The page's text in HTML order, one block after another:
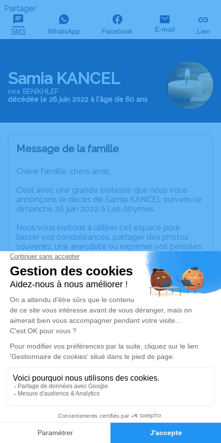
Faire-part Hommages
Partager
SMS WhatsApp Facebook E-mail Lien
Samia KANCEL
née BENIKHLEF
décédée le 26 juin 2022 à l'âge de 60 ans
Message de la famille
Chère famille, chers amis,
C’est avec une grande tristesse que nous vous
annonçons le décès de Samia KANCEL survenu le
dimanche 26 juin 2022 à Les Abymes.
Nous vous invitons à utiliser cet espace pour
laisser vos condoléances, partager des photos
souvenirs, une anecdote ou exprimer vos pensées
à travers des poèmes ou des textes. Cet endroit
est un lieu d'expression dédié à honorer la
mémoire de Samia KANCEL.
Un service de plantation d’arbre hommage est
disponible ici.
Crémation
mardi 05 juillet 2022 à 14h00
Crématorium des Pompes Funèbres
Antillaises de Morne-À-l'Eau
97111 Morne-À-l'Eau